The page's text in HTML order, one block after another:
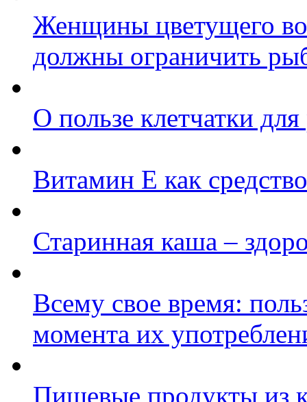
Женщины цветущего
должны ограничить
О пользе клетчатки
Витамин Е как
Старинная каша –
Всему свое время:
момента их
Пищевые продукты из